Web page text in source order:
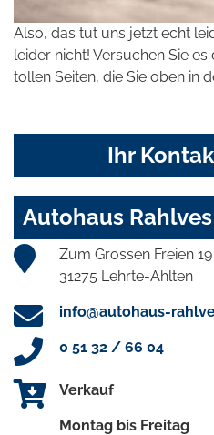
Also, das tut uns jetzt echt
leider nicht! Versuchen Sie
tollen Seiten, die Sie oben in
Ihr
Autohaus Rahlves
Zum Grossen Freien 19
31275 Lehrte-Ahlten
info@autohaus-
0 51 32 / 66 04
Verkauf
Montag bis Freitag